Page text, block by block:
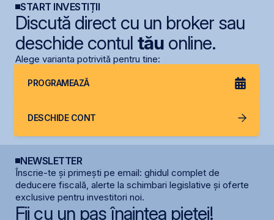
START INVESTIȚII
Discută direct cu un broker sau
deschide contul tăuonline.
Alege varianta potrivită pentru tine:
PROGRAMEAZĂ
DESCHIDE CONT
NEWSLETTER
Înscrie-te și primești pe email: ghidul complet de
deducere fiscală, alerte la schimbari legislative și oferte
exclusive pentru investitori noi.
Fii cu un pas înaintea pieței!